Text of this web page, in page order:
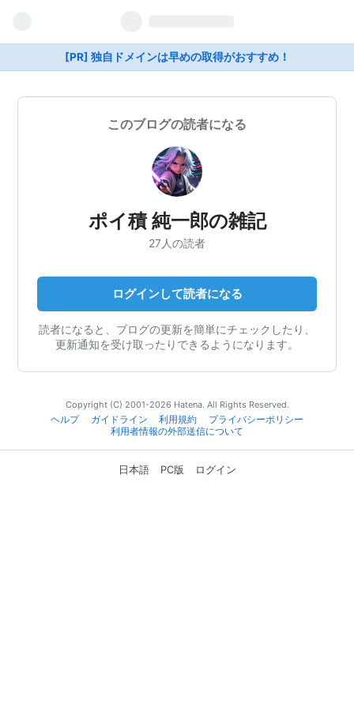
[PR] 独自ドメインは早めの取得がおすすめ！
このブログの読者になる
ポイ積 純一郎の雑記
27人の読者
ログインして読者になる
読者になると、ブログの更新を簡単にチェックしたり、
更新通知を受け取ったりできるようになります。
Copyright (C) 2001-2026 Hatena. All Rights Reserved.
ヘルプ
ガイドライン 利用規約
プライバシーポリシー
利用者情報の外部送信について
日本語 PC版 ログイン